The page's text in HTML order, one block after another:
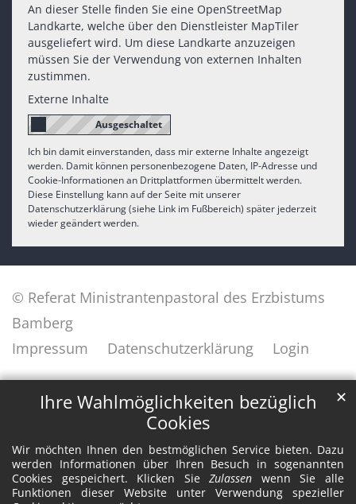
Ihre Wahlmöglichkeiten bezüglich
Cookies
Wir möchten Ihnen den bestmöglichen Service bieten. Dazu
werden Informationen über Ihren Besuch in sogenannten
Cookies gespeichert. Klicken SieZulassen wenn Sie alle
Funktionen dieser Website unter Verwendung spezieller
✕
An dieser Stelle finden Sie eine OpenStreetMap
Landkarte, welche über den Dienstleister MapTiler
ausgeliefert wird. Um diese Landkarte anzuzeigen
müssen Sie der Verwendung von externen Inhalten
zustimmen.
Externe Inhalte
Ich bin damit einverstanden, dass mir externe Inhalte angezeigt
werden. Damit können personenbezogene Daten, IP-Adresse und
Cookie-Informationen an Drittplattformen übermittelt werden.
Diese Einstellung kann auf der Seite mit unserer
Datenschutzerklärung (siehe Link im Fußbereich) später jederzeit
wieder geändert werden.
© Referat Ministrantenpastoral des Erzbistums
Bamberg
Impressum
Datenschutzerklärung Login